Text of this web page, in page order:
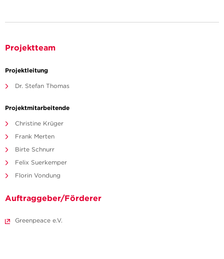
Projektteam
Projektleitung
Dr. Stefan Thomas
Projektmitarbeitende
Christine Krüger
Frank Merten
Birte Schnurr
Felix Suerkemper
Florin Vondung
Auftraggeber/Förderer
Greenpeace e.V.